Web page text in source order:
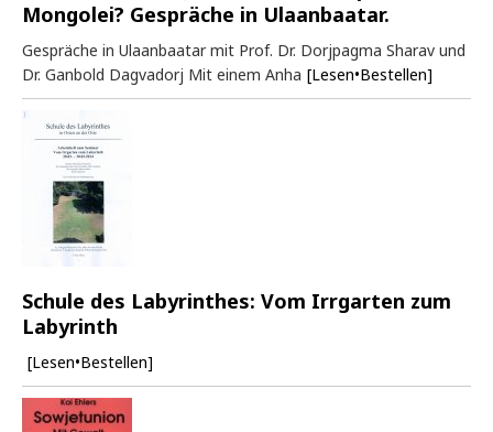
Mongolei? Gespräche in Ulaanbaatar.
Gespräche in Ulaanbaatar mit Prof. Dr. Dorjpagma Sharav und
Dr. Ganbold Dagvadorj Mit einem Anha [Lesen•Bestellen]
Schule des Labyrinthes: Vom Irrgarten zum
Labyrinth
[Lesen•Bestellen]